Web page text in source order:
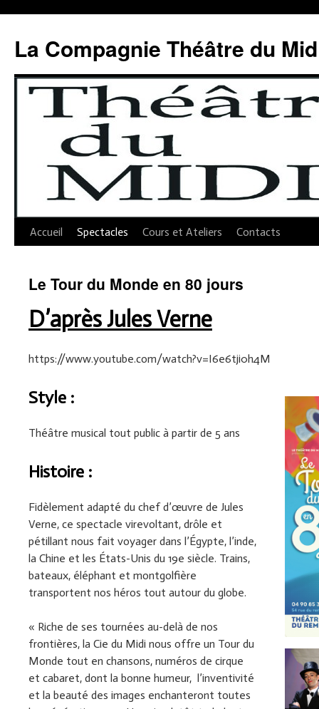
contenu
La Compagnie Théâtre du
Accueil Spectacles Cours et Ateliers Contacts
Le Tour du Monde en 80 jours
D’après Jules Verne
https://www.youtube.com/watch?v=I6e6tji0h4M
Style :
Théâtre musical tout public à partir de 5 ans
Histoire :
Fidèlement adapté du chef d’œuvre de Jules
Verne, ce spectacle virevoltant, drôle et
pétillant nous fait voyager dans l’Égypte, l’inde,
la Chine et les États-Unis du 19e siècle. Trains,
bateaux, éléphant et montgolfière
transportent nos héros tout autour du globe.
« Riche de ses tournées au-delà de nos
frontières, la Cie du Midi nous offre un Tour du
Monde tout en chansons, numéros de cirque
et cabaret, dont la bonne humeur, l’inventivité
et la beauté des images enchanteront toutes